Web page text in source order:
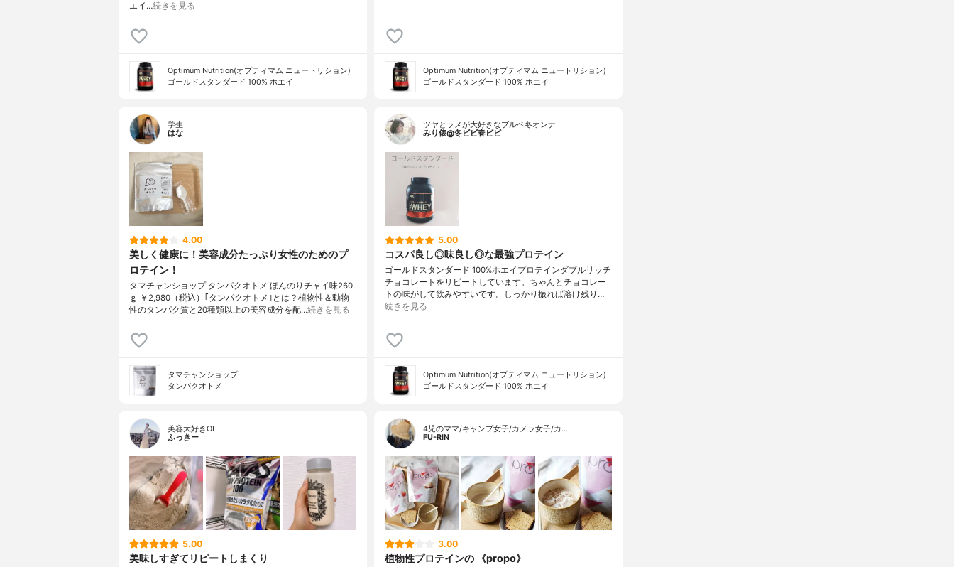
エイ…続きを見る
Optimum Nutrition(オプティマム ニュートリション)
ゴールドスタンダード 100% ホエイ
Optimum Nutrition(オプティマム ニュートリション)
ゴールドスタンダード 100% ホエイ
学生
はな
4.00
美しく健康に！美容成分たっぷり女性のためのプ
ロテイン！
タマチャンショップ タンパクオトメ ほんのりチャイ味260
ｇ ￥2,980（税込）｢タンパクオトメ｣とは？植物性＆動物
性のタンパク質と20種類以上の美容成分を配…続きを見る
タマチャンショップ
タンパクオトメ
ツヤとラメが大好きなブルベ冬オンナ
みり俵@冬ビビ春ビビ
5.00
コスパ良し◎味良し◎な最強プロテイン
ゴールドスタンダード 100%ホエイプロテインダブルリッチ
チョコレートをリピートしています。ちゃんとチョコレー
トの味がして飲みやすいです。しっかり振れば溶け残り…
続きを見る
Optimum Nutrition(オプティマム ニュートリション)
ゴールドスタンダード 100% ホエイ
美容大好きOL
ふっきー
5.00
美味しすぎてリピートしまくり
4児のママ/キャンプ女子/カメラ女子/カ…
FU-RIN
3.00
植物性プロテインの 《propo》